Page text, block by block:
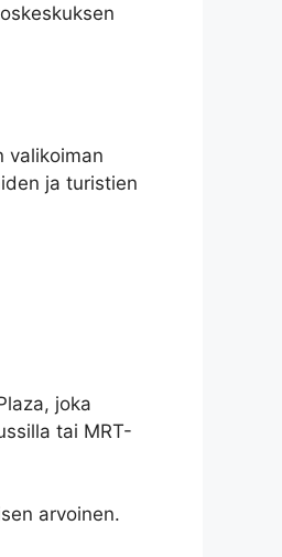
valikoiman
ja turistien
joka
tai MRT-
arvoinen.